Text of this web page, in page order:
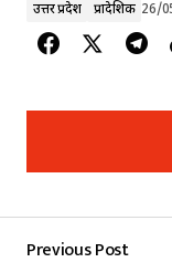
उत्तर प्रदेश प्रादेशिक 26/
Previous Post